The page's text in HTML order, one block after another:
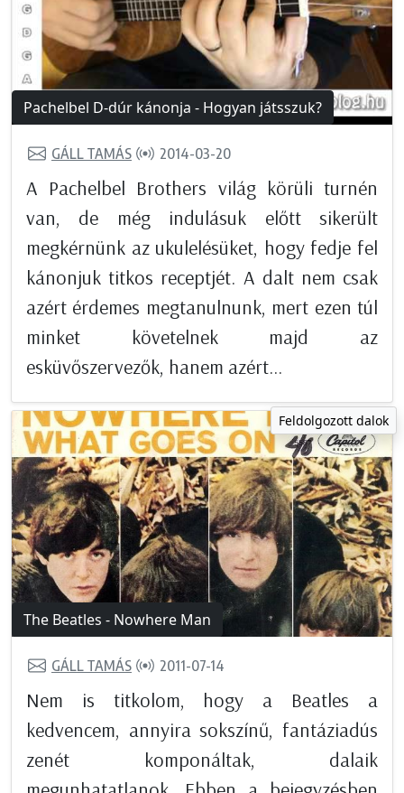
Pachelbel D-dúr kánonja - Hogyan játsszuk?
GÁLL TAMÁS 2014-03-20
A Pachelbel Brothers világ körüli turnén
van, de még indulásuk előtt sikerült
megkérnünk az ukulelésüket, hogy fedje fel
kánonjuk titkos receptjét. A dalt nem csak
azért érdemes megtanulnunk, mert ezen túl
minket követelnek majd az
esküvőszervezők, hanem azért...
Feldolgozott dalok
The Beatles - Nowhere Man
GÁLL TAMÁS 2011-07-14
Nem is titkolom, hogy a Beatles a
kedvencem, annyira sokszínű, fantáziadús
zenét komponáltak, dalaik